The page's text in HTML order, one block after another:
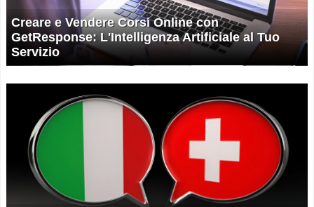
Creare e Vendere Corsi Online con
GetResponse: L'Intelligenza Artificiale al Tuo
Servizio